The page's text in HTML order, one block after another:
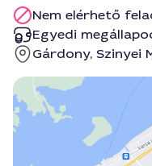
Nem elérhető
Egyedi
Gárdony, Szinyei